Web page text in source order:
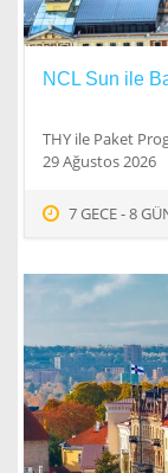
NCL Sun ile
THY ile Paket
29 Ağustos 2026
7 GECE - 8